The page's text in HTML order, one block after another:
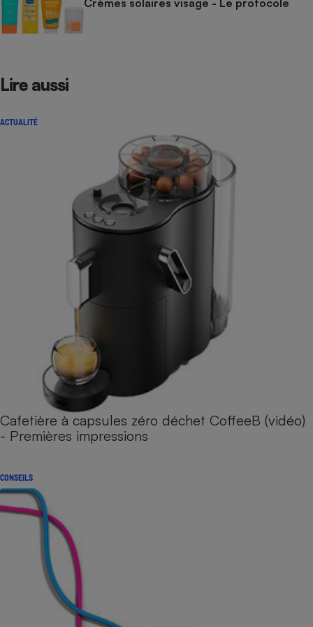
Lire aussi
ACTUALITÉ
Cafetière à capsules zéro déchet CoffeeB (vidéo)
- Premières impressions
CONSEILS